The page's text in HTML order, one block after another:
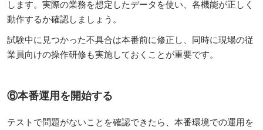
します。実際の業務を想定したデータを使い、各機能が正しく
動作するか確認しましょう。
試験中に見つかった不具合は本番前に修正し、同時に現場の従
業員向けの操作研修も実施しておくことが重要です。
⑥本番運用を開始する
テストで問題がないことを確認できたら、本番環境での運用を